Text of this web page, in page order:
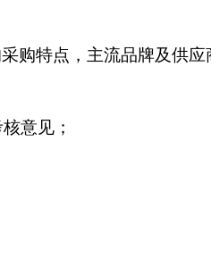
购特点，主流品牌及供应
意见；